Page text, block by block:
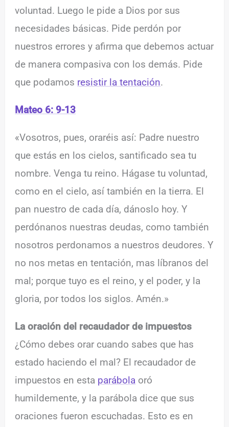
voluntad. Luego le pide a Dios por sus
necesidades básicas. Pide perdón por
nuestros errores y afirma que debemos actuar
de manera compasiva con los demás. Pide
que podamos resistir la tentación.
Mateo 6: 9-13
«Vosotros, pues, oraréis así: Padre nuestro
que estás en los cielos, santificado sea tu
nombre. Venga tu reino. Hágase tu voluntad,
como en el cielo, así también en la tierra. El
pan nuestro de cada día, dánoslo hoy. Y
perdónanos nuestras deudas, como también
nosotros perdonamos a nuestros deudores. Y
no nos metas en tentación, mas líbranos del
mal; porque tuyo es el reino, y el poder, y la
gloria, por todos los siglos. Amén.»
La oración del recaudador de impuestos
¿Cómo debes orar cuando sabes que has
estado haciendo el mal? El recaudador de
impuestos en esta parábola oró
humildemente, y la parábola dice que sus
oraciones fueron escuchadas. Esto es en